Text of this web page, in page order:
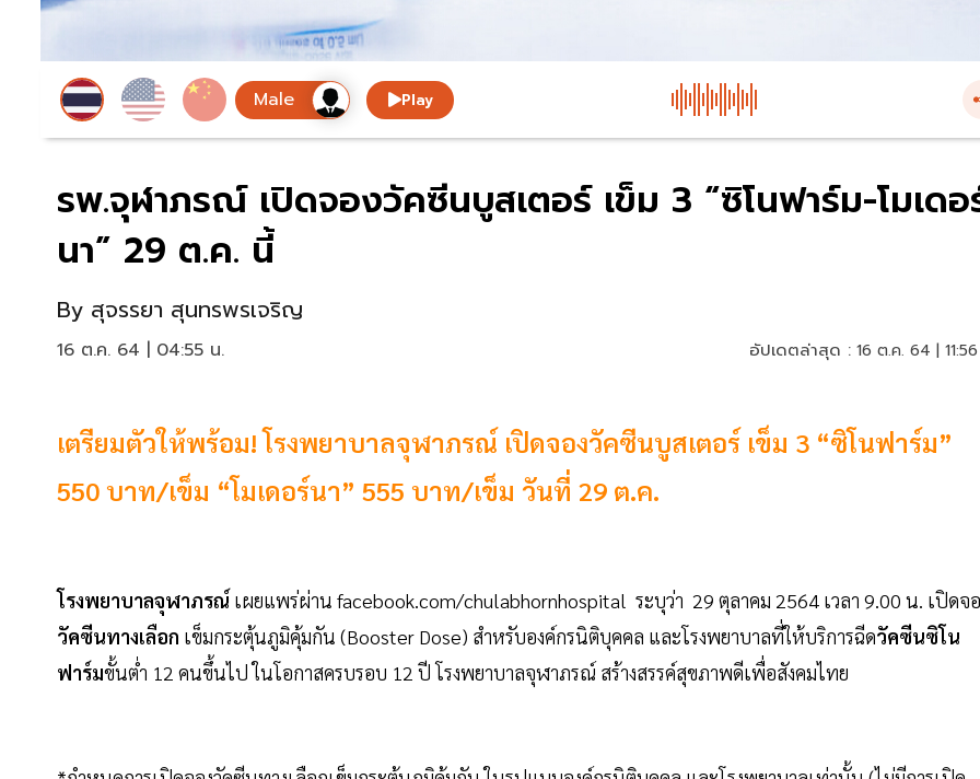
Play
รพ.จุฬาภรณ์ เปิดจองวัคซีนบูสเตอร์ เข็ม 3 “ซิโนฟาร์ม-โมเดอ
นา” 29 ต.ค. นี้
By สุจรรยา สุนทรพรเจริญ
16 ต.ค. 64 | 04:55 น. อัปเดตล่าสุด : 16 ต.ค. 64 |
เตรียมตัวให้พร้อม! โรงพยาบาลจุฬาภรณ์ เปิดจองวัคซีนบูสเตอร์ เข็ม 3 “ซิโนฟาร์ม”
550 บาท/เข็ม “โมเดอร์นา” 555 บาท/เข็ม วันที่ 29 ต.ค.
โรงพยาบาลจุฬาภรณ์ เผยแพร่ผ่าน facebook.com/chulabhornhospital ระบุว่า 29 ตุลาคม 2564 เวลา 9.00 น. เปิดจ
วัคซีนทางเลือก เข็มกระตุ้นภูมิคุ้มกัน (Booster Dose) สำหรับองค์กรนิติบุคคล และโรงพยาบาลที่ให้บริการฉีดวัคซีนซิโน
ฟาร์มขั้นต่ำ 12 คนขึ้นไป ในโอกาสครบรอบ 12 ปี โรงพยาบาลจุฬาภรณ์ สร้างสรรค์สุขภาพดีเพื่อสังคมไทย